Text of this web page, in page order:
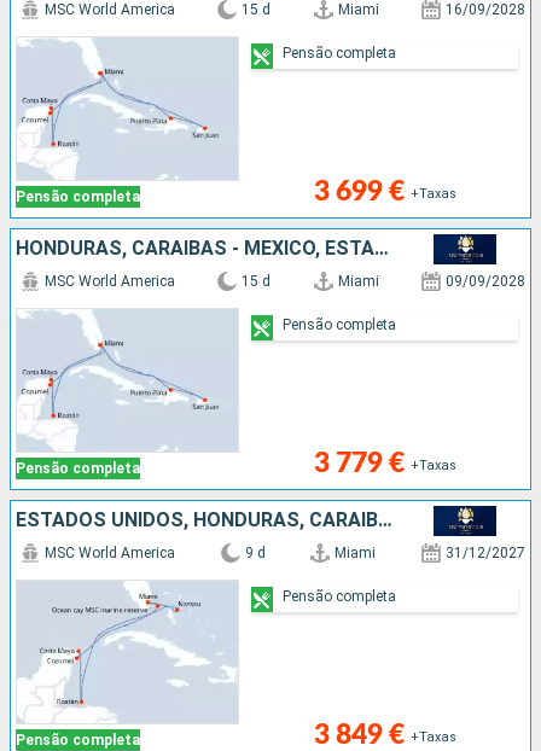
Pensão completa
MSC World America 15 d Miami 16/09/2028
3 699 € +Taxas
Pensão completa
HONDURAS, CARAIBAS - MEXICO, ESTADOS UNIDOS, REPÚBLICA DOMINICANA, PORTO RICO, BAHAMAS
Pensão completa
MSC World America 15 d Miami 09/09/2028
3 779 € +Taxas
Pensão completa
ESTADOS UNIDOS, HONDURAS, CARAIBAS - MEXICO, BAHAMAS
Pensão completa
MSC World America 9 d Miami 31/12/2027
3 849 € +Taxas
Pensão completa